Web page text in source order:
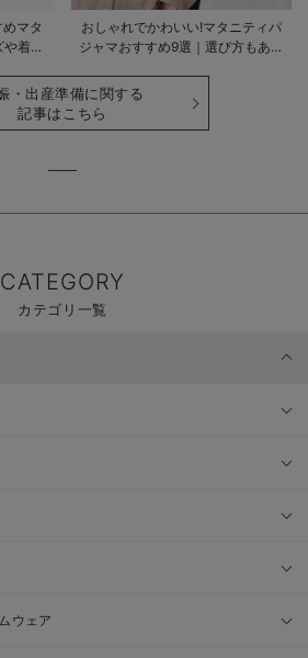
マタ
着る
おしゃれでかわいい!マタニティパ
ジャマおすすめ9選｜選び方もあわ
・出産準備に関する
記事はこちら
CATEGORY
カテゴリ一覧
ウェア